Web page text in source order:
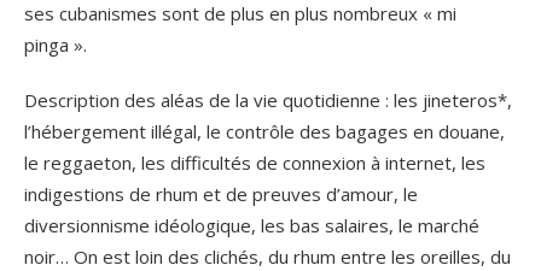
ses cubanismes sont de plus en plus nombreux « mi
pinga ».
Description des aléas de la vie quotidienne : les jineteros*,
l’hébergement illégal, le contrôle des bagages en douane,
le reggaeton, les difficultés de connexion à internet, les
indigestions de rhum et de preuves d’amour, le
diversionnisme idéologique, les bas salaires, le marché
noir… On est loin des clichés, du rhum entre les oreilles, du